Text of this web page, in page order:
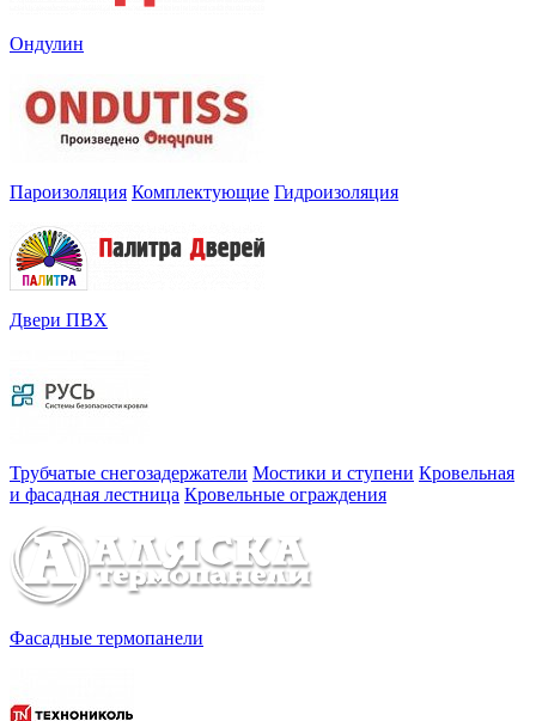
Ондулин
Пароизоляция Комплектующие Гидроизоляция
Двери ПВХ
Трубчатые снегозадержатели Мостики и ступени Кровельная
и фасадная лестница Кровельные ограждения
Фасадные термопанели